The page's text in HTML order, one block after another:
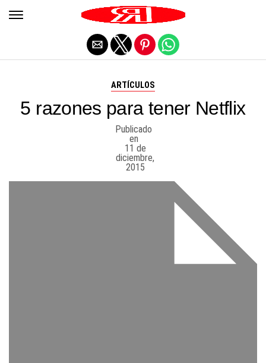
ARTÍCULOS
5 razones para tener Netflix
Publicado
en
11 de
diciembre,
2015
Salir de la versión móvil